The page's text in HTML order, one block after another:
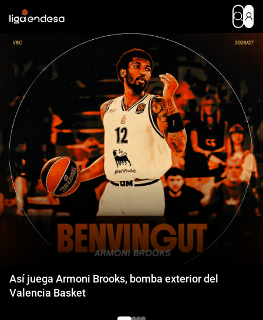
Así juega Armoni Brooks, bomba exterior del
Valencia Basket